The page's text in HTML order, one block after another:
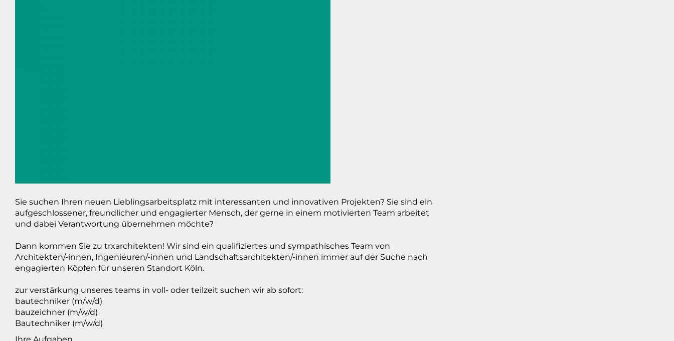
Sie suchen Ihren neuen Lieblingsarbeitsplatz mit interessanten und innovativen Projekten? Sie sind ein
aufgeschlossener, freundlicher und engagierter Mensch, der gerne in einem motivierten Team arbeitet
und dabei Verantwortung übernehmen möchte?
Dann kommen Sie zu trxarchitekten! Wir sind ein qualifiziertes und sympathisches Team von
Architekten/-innen, Ingenieuren/-innen und Landschaftsarchitekten/-innen immer auf der Suche nach
engagierten Köpfen für unseren Standort Köln.
zur verstärkung unseres teams in voll- oder teilzeit suchen wir ab sofort:
bautechniker (m/w/d)
bauzeichner (m/w/d)
Bautechniker (m/w/d)